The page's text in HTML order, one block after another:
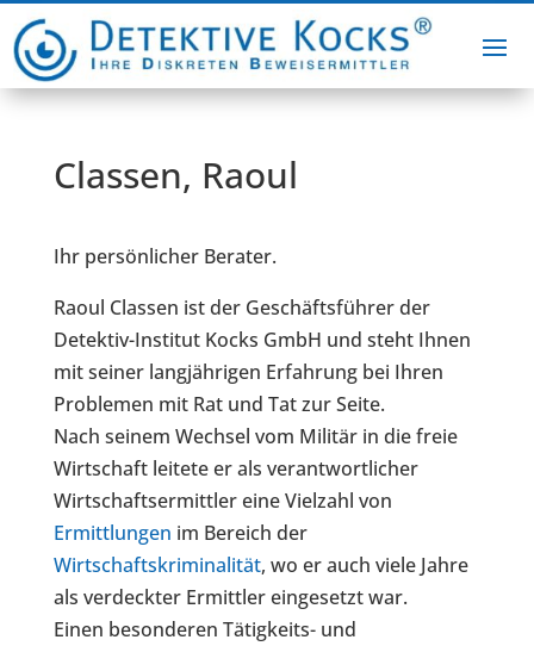
Classen, Raoul
Ihr persönlicher Berater.
Raoul Classen ist der Geschäftsführer der
Detektiv-Institut Kocks GmbH und steht Ihnen
mit seiner langjährigen Erfahrung bei Ihren
Problemen mit Rat und Tat zur Seite.
Nach seinem Wechsel vom Militär in die freie
Wirtschaft leitete er als verantwortlicher
Wirtschaftsermittler eine Vielzahl von
Ermittlungen im Bereich der
Wirtschaftskriminalität, wo er auch viele Jahre
als verdeckter Ermittler eingesetzt war.
Einen besonderen Tätigkeits- und